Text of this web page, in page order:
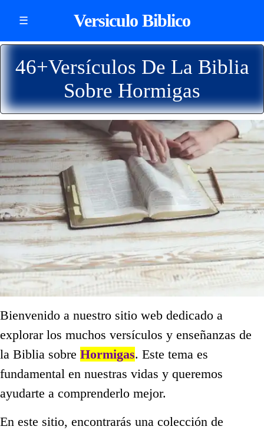
☰ Versiculo Biblico
46+Versículos De La Biblia
Sobre Hormigas
Bienvenido a nuestro sitio web dedicado a
explorar los muchos versículos y enseñanzas de
la Biblia sobre Hormigas. Este tema es
fundamental en nuestras vidas y queremos
ayudarte a comprenderlo mejor.
En este sitio, encontrarás una colección de